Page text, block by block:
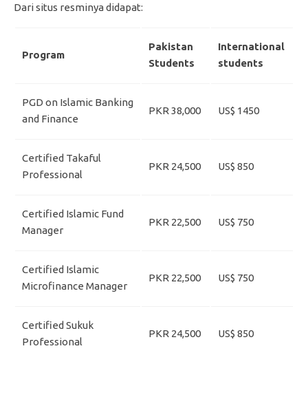
Dari situs resminya didapat:
Program
Pakistan
Students
International
students
PGD on Islamic Banking
and Finance
PKR 38,000 US$ 1450
Certified Takaful
Professional
PKR 24,500 US$ 850
Certified Islamic Fund
Manager
PKR 22,500 US$ 750
Certified Islamic
Microfinance Manager
PKR 22,500 US$ 750
Certified Sukuk
Professional
PKR 24,500 US$ 850